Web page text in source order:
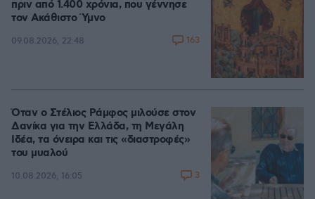
πριν από 1.400 χρόνια, που γέννησε
τον Ακάθιστο Ύμνο
09.08.2026, 22:48 163
Όταν ο Στέλιος Ράμφος μιλούσε στον
Δανίκα για την Ελλάδα, τη Μεγάλη
Ιδέα, τα όνειρα και τις «διαστροφές»
του μυαλού
10.08.2026, 16:05 3